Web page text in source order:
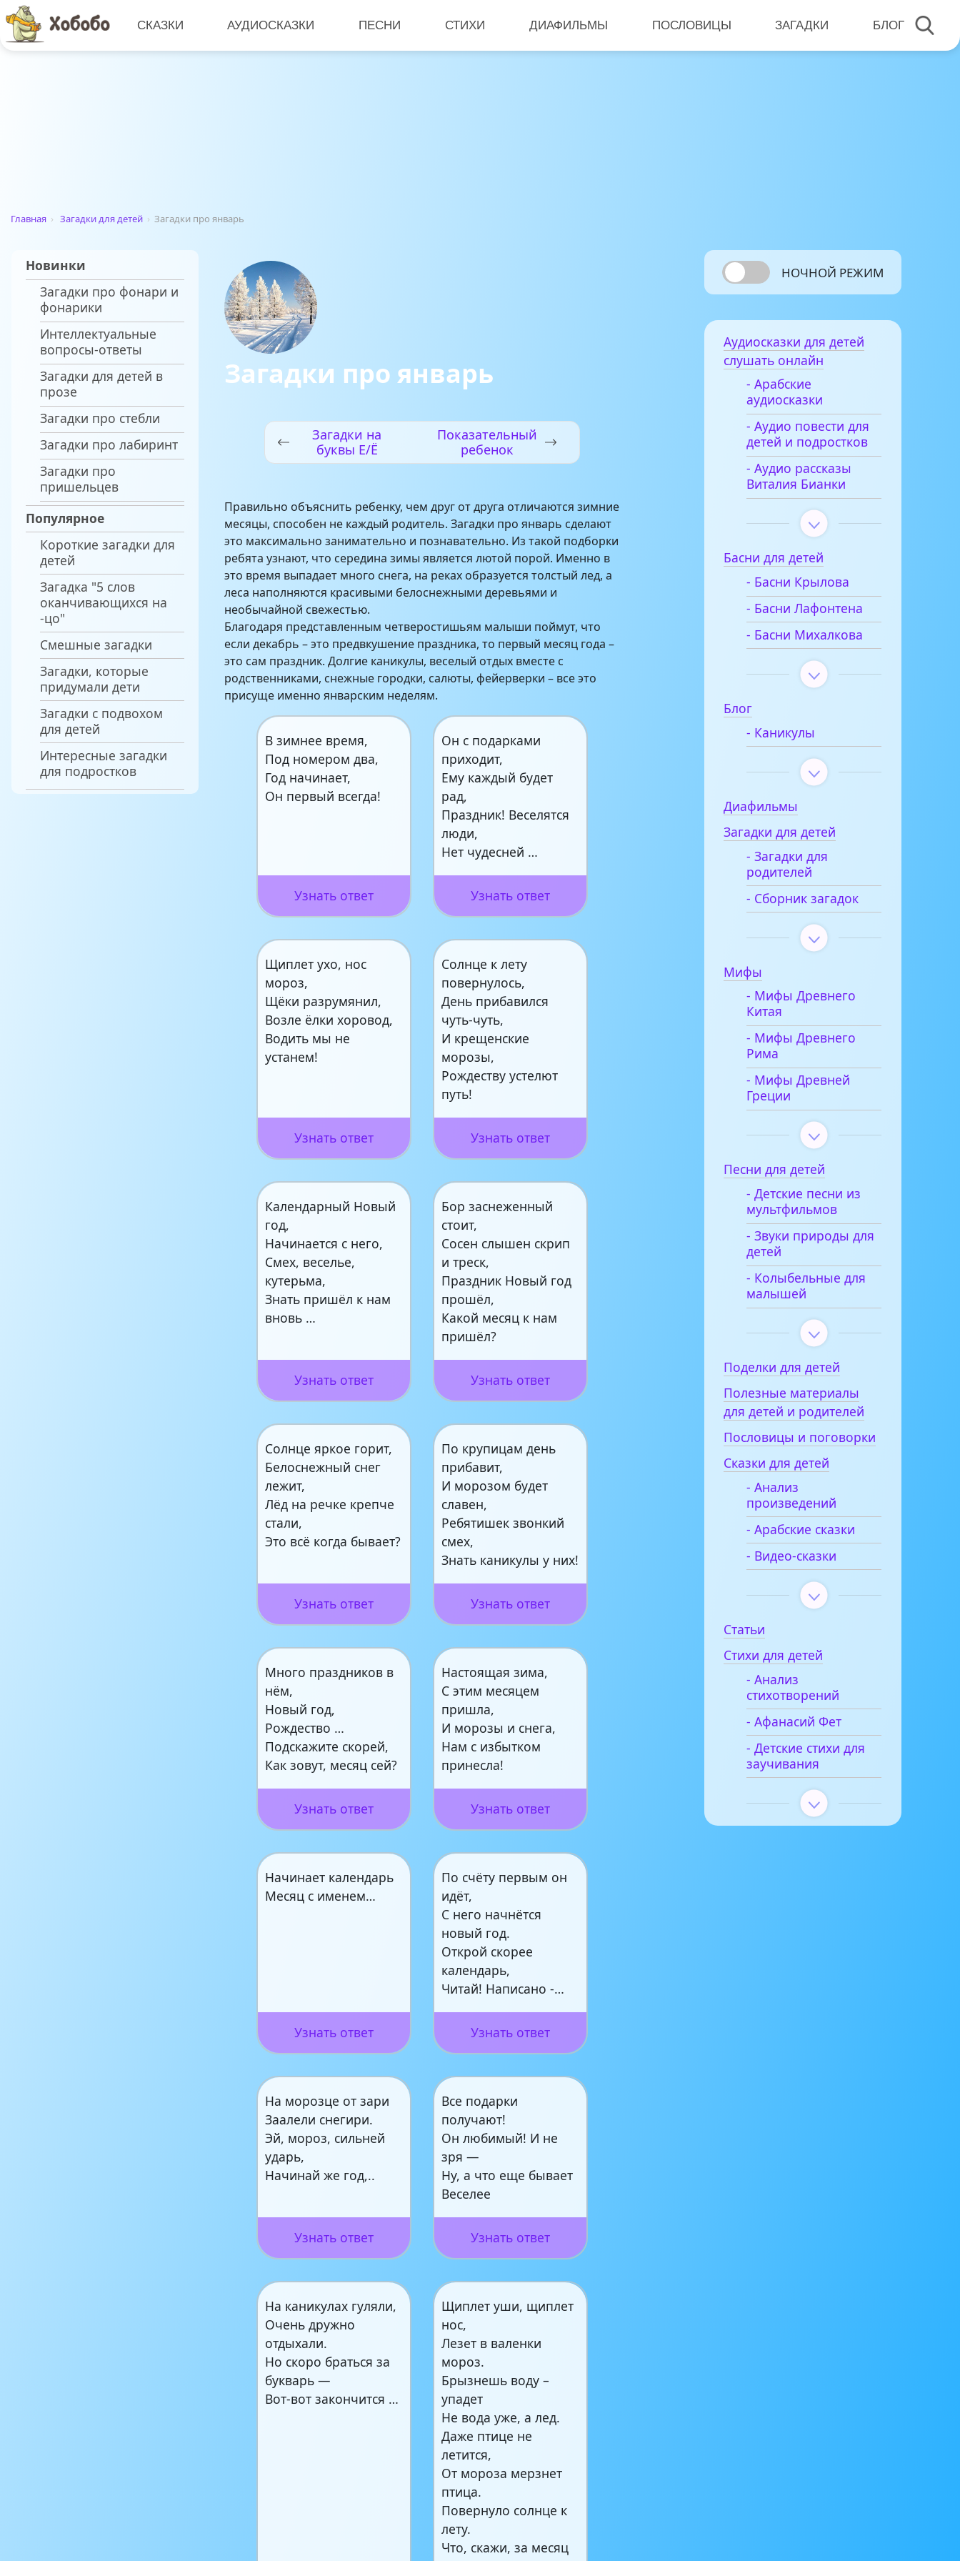
СКАЗКИ АУДИОСКАЗКИ ПЕСНИ СТИХИ ДИАФИЛЬМЫ ПОСЛОВИЦЫ ЗАГАДКИ БЛОГ
Главная › Загадки для детей › Загадки про январь
Новинки
Загадки про фонари и
фонарики
Интеллектуальные
вопросы-ответы
Загадки для детей в
прозе
Загадки про стебли
Загадки про лабиринт
Загадки про
пришельцев
Популярное
Короткие загадки для
детей
Загадка "5 слов
оканчивающихся на
-цо"
Смешные загадки
Загадки, которые
придумали дети
Загадки с подвохом
для детей
Интересные загадки
для подростков
Загадки про январь
Загадки на
буквы Е/Ё
Показательный
ребенок
Правильно объяснить ребенку, чем друг от друга отличаются зимние
месяцы, способен не каждый родитель. Загадки про январь сделают
это максимально занимательно и познавательно. Из такой подборки
ребята узнают, что середина зимы является лютой порой. Именно в
это время выпадает много снега, на реках образуется толстый лед, а
леса наполняются красивыми белоснежными деревьями и
необычайной свежестью.
Благодаря представленным четверостишьям малыши поймут, что
если декабрь – это предвкушение праздника, то первый месяц года –
это сам праздник. Долгие каникулы, веселый отдых вместе с
родственниками, снежные городки, салюты, фейерверки – все это
присуще именно январским неделям.
В зимнее время,
Под номером два,
Год начинает,
Он первый всегда!
Узнать ответ
Он с подарками
приходит,
Ему каждый будет
рад,
Праздник! Веселятся
люди,
Нет чудесней …
Узнать ответ
Щиплет ухо, нос
мороз,
Щёки разрумянил,
Возле ёлки хоровод,
Водить мы не
устанем!
Узнать ответ
Солнце к лету
повернулось,
День прибавился
чуть-чуть,
И крещенские
морозы,
Рождеству устелют
путь!
Узнать ответ
Календарный Новый
год,
Начинается с него,
Смех, веселье,
кутерьма,
Знать пришёл к нам
вновь …
Узнать ответ
Бор заснеженный
стоит,
Сосен слышен скрип
и треск,
Праздник Новый год
прошёл,
Какой месяц к нам
пришёл?
Узнать ответ
Солнце яркое горит,
Белоснежный снег
лежит,
Лёд на речке крепче
стали,
Это всё когда бывает?
Узнать ответ
По крупицам день
прибавит,
И морозом будет
славен,
Ребятишек звонкий
смех,
Знать каникулы у них!
Узнать ответ
Много праздников в
нём,
Новый год,
Рождество …
Подскажите скорей,
Как зовут, месяц сей?
Узнать ответ
Настоящая зима,
С этим месяцем
пришла,
И морозы и снега,
Нам с избытком
принесла!
Узнать ответ
Начинает календарь
Месяц с именем…
Узнать ответ
По счёту первым он
идёт,
С него начнётся
новый год.
Открой скорее
календарь,
Читай! Написано -…
Узнать ответ
На морозце от зари
Заалели снегири.
Эй, мороз, сильней
ударь,
Начинай же год,..
Узнать ответ
Все подарки
получают!
Он любимый! И не
зря —
Ну, а что еще бывает
Веселее
Узнать ответ
На каникулах гуляли,
Очень дружно
отдыхали.
Но скоро браться за
букварь —
Вот-вот закончится …
Щиплет уши, щиплет
нос,
Лезет в валенки
мороз.
Брызнешь воду –
упадет
Не вода уже, а лед.
Даже птице не
летится,
От мороза мерзнет
птица.
Повернуло солнце к
лету.
Что, скажи, за месяц
НОЧНОЙ РЕЖИМ
Аудиосказки для детей
слушать онлайн
- Арабские
аудиосказки
- Аудио повести для
детей и подростков
- Аудио рассказы
Виталия Бианки
Басни для детей
- Басни Крылова
- Басни Лафонтена
- Басни Михалкова
Блог
- Каникулы
Диафильмы
Загадки для детей
- Загадки для
родителей
- Сборник загадок
Мифы
- Мифы Древнего
Китая
- Мифы Древнего
Рима
- Мифы Древней
Греции
Песни для детей
- Детские песни из
мультфильмов
- Звуки природы для
детей
- Колыбельные для
малышей
Поделки для детей
Полезные материалы
для детей и родителей
Пословицы и поговорки
Сказки для детей
- Анализ
произведений
- Арабские сказки
- Видео-сказки
Статьи
Стихи для детей
- Анализ
стихотворений
- Афанасий Фет
- Детские стихи для
заучивания